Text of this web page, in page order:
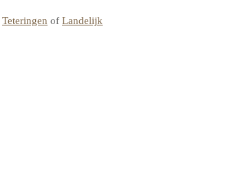
Teteringen of Landelijk